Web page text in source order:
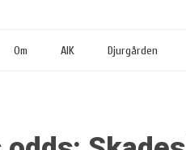
Om AIK Djurgården